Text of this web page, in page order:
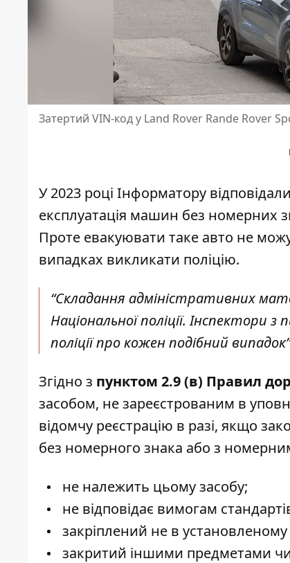
Затертий VIN-код у Land Rover Rande Rover
У 2023 році Інформатору
експлуатація машин без номерних
Проте евакуювати таке авто не
випадках викликати поліцію.
“Складання адміністративних
Національної поліції.
поліції про кожен подібний
Згідно з пунктом 2.9 (в) Правил
засобом, не зареєстрованим в
відомчу реєстрацію в разі, якщо
без номерного знака або з
не належить цьому засобу;
не відповідає вимогам
закріплений не в установленому
закритий іншими предметами